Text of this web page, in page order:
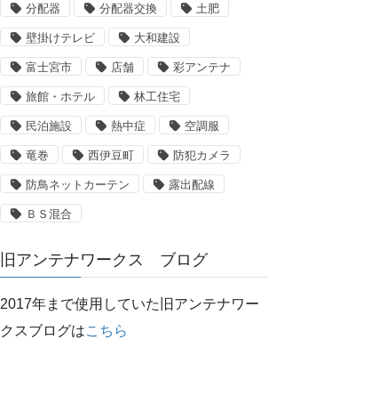
分配器 分配器交換 土肥
壁掛けテレビ 大和建設
富士宮市 店舗 彩アンテナ
旅館・ホテル 林工住宅
民泊施設 熱中症 空調服
竜巻 西伊豆町 防犯カメラ
防鳥ネットカーテン 露出配線
ＢＳ混合
旧アンテナワークス ブログ
2017年まで使用していた旧アンテナワー
クスブログはこちら